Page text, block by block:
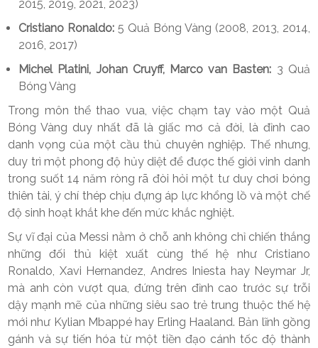
2015, 2019, 2021, 2023)
Cristiano Ronaldo: 5 Quả Bóng Vàng (2008, 2013, 2014,
2016, 2017)
Michel Platini, Johan Cruyff, Marco van Basten: 3 Quả
Bóng Vàng
Trong môn thể thao vua, việc chạm tay vào một Quả
Bóng Vàng duy nhất đã là giấc mơ cả đời, là đỉnh cao
danh vọng của một cầu thủ chuyên nghiệp. Thế nhưng,
duy trì một phong độ hủy diệt để được thế giới vinh danh
trong suốt 14 năm ròng rã đòi hỏi một tư duy chơi bóng
thiên tài, ý chí thép chịu đựng áp lực khổng lồ và một chế
độ sinh hoạt khắt khe đến mức khắc nghiệt.
Sự vĩ đại của Messi nằm ở chỗ anh không chỉ chiến thắng
những đối thủ kiệt xuất cùng thế hệ như Cristiano
Ronaldo, Xavi Hernandez, Andres Iniesta hay Neymar Jr,
mà anh còn vượt qua, đứng trên đỉnh cao trước sự trỗi
dậy mạnh mẽ của những siêu sao trẻ trung thuộc thế hệ
mới như Kylian Mbappé hay Erling Haaland. Bản lĩnh gồng
gánh và sự tiến hóa từ một tiền đạo cánh tốc độ thành